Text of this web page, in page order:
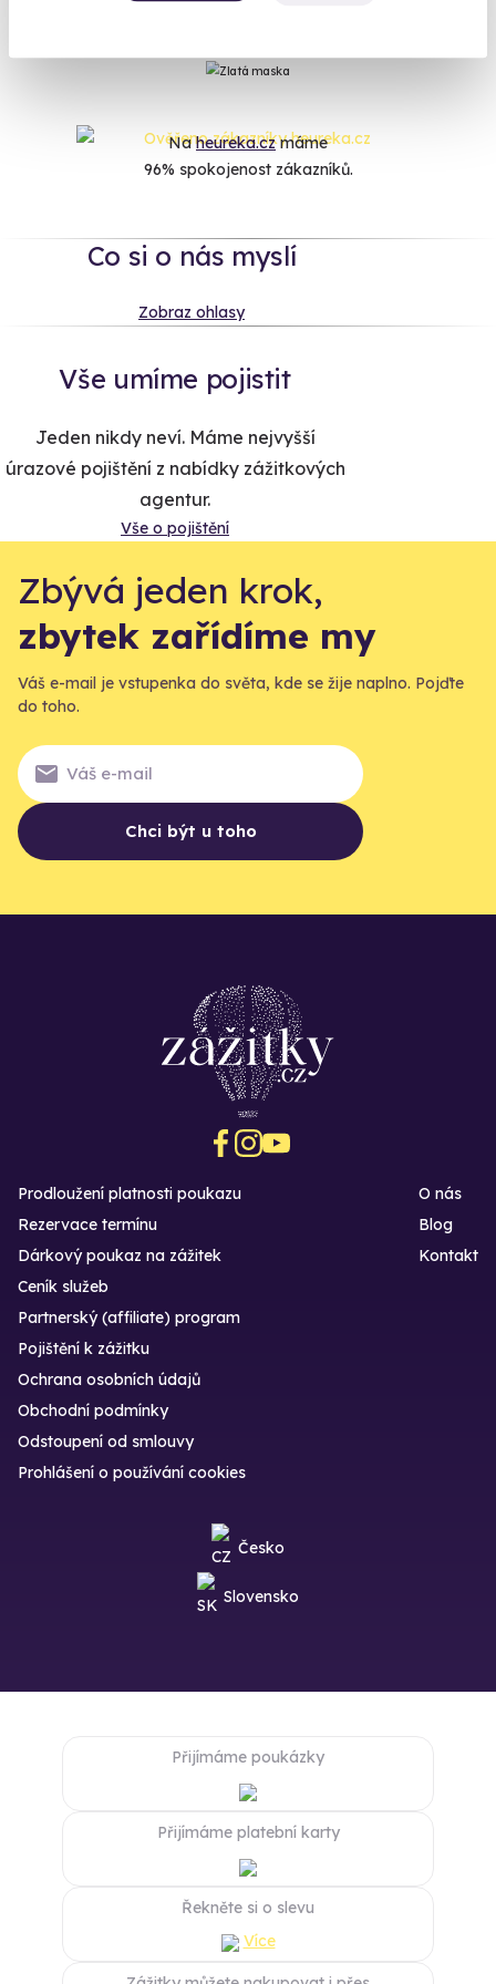
Naheureka.czmáme
96% spokojenost zákazníků.
Co si o nás myslí
Zobraz ohlasy
Vše umíme pojistit
Jeden nikdy neví. Máme nejvyšší
úrazové pojištění z nabídky zážitkových
agentur.
Vše o pojištění
Zbývá jeden krok,
zbytek zařídíme my
Váš e-mail je vstupenka do světa, kde se žije naplno. Pojďte
do toho.
Chci být u toho
Prodloužení platnosti poukazu
Rezervace termínu
Dárkový poukaz na zážitek
O nás
Blog
Kontakt
Ceník služeb
Partnerský (affiliate) program
Pojištění k zážitku
Ochrana osobních údajů
Obchodní podmínky
Odstoupení od smlouvy
Prohlášení o používání cookies
Česko
Slovensko
Přijímáme poukázky
Přijímáme platební karty
Řekněte si o slevu
Více